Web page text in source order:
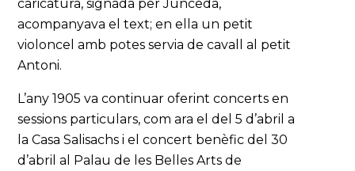
caricatura, signada per Junceda,
acompanyava el text; en ella un petit
violoncel amb potes servia de cavall al petit
Antoni.
L’any 1905 va continuar oferint concerts en
sessions particulars, com ara el del 5 d’abril a
la Casa Salisachs i el concert benèfic del 30
d’abril al Palau de les Belles Arts de